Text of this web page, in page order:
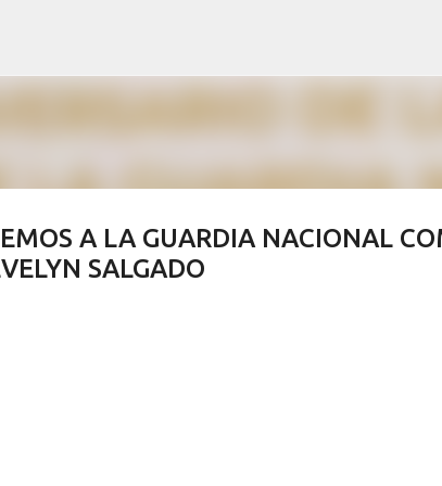
A LA GUARDIA NACIONAL
SALGADO